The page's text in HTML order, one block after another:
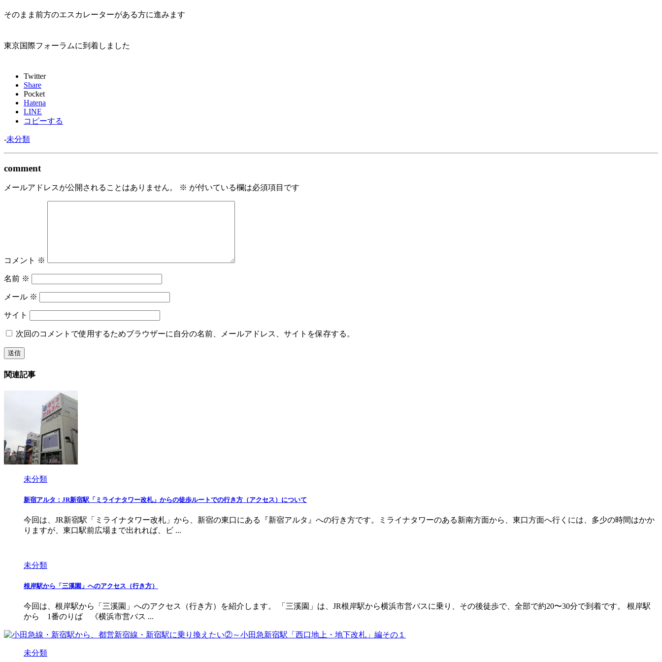
そのまま前方のエスカレーターがある方に進みます
東京国際フォーラムに到着しました
Twitter
Share
Pocket
Hatena
LINE
コピーする
-未分類
comment
メールアドレスが公開されることはありません。 ※ が付いている欄は必須項目です
コメント ※
名前 ※
メール ※
サイト
次回のコメントで使用するためブラウザーに自分の名前、メールアドレス、サイトを保存する。
関連記事
未分類
新宿アルタ：JR新宿駅「ミライナタワー改札」からの徒歩ルートでの行き方（アクセス）について
今回は、JR新宿駅「ミライナタワー改札」から、新宿の東口にある『新宿アルタ』への行き方です。ミライナタワーのある新南方面から、東口方面へ行くには、多少の時間はかか
りますが、東口駅前広場まで出れれば、ビ ...
未分類
根岸駅から「三溪園」へのアクセス（行き方）
今回は、根岸駅から「三溪園」へのアクセス（行き方）を紹介します。 「三溪園」は、JR根岸駅から横浜市営バスに乗り、その後徒歩で、全部で約20〜30分で到着です。 根岸駅
から 1番のりば 《横浜市営バス ...
未分類